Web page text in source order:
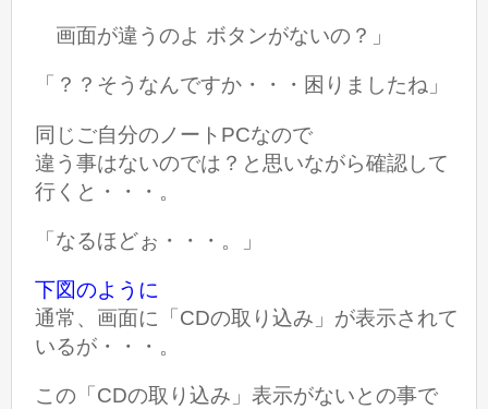
画面が違うのよ ボタンがないの？」
「？？そうなんですか・・・困りましたね」
同じご自分のノートPCなので
違う事はないのでは？と思いながら確認して
行くと・・・。
「なるほどぉ・・・。」
下図のように
通常、画面に「CDの取り込み」が表示されて
いるが・・・。
この「CDの取り込み」表示がないとの事で